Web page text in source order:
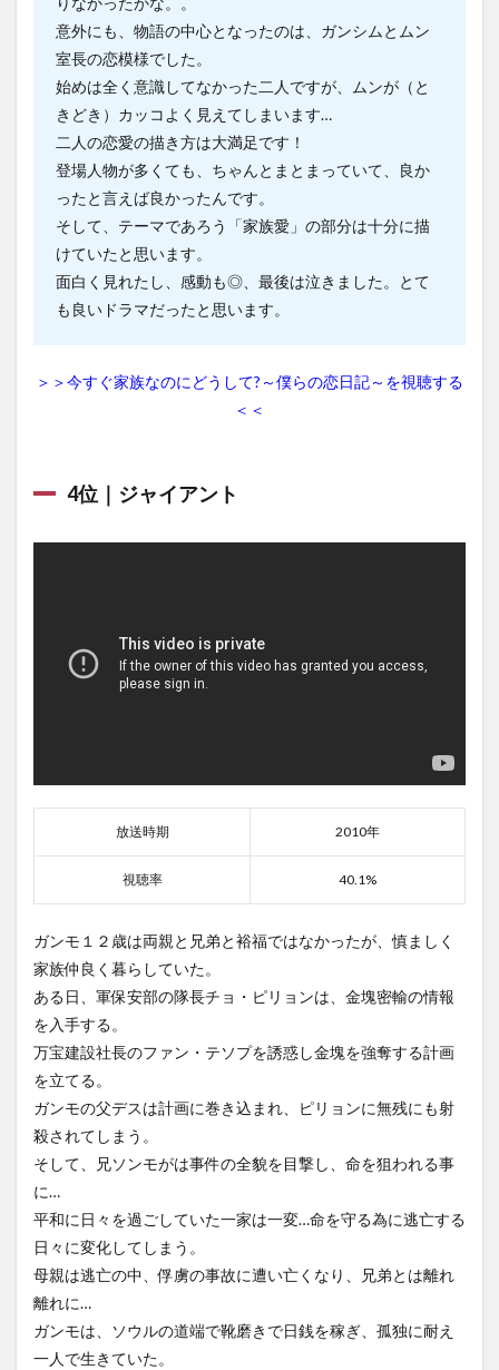
意外にも、物語の中心となったのは、ガンシムとムン
室長の恋模様でした。
始めは全く意識してなかった二人ですが、ムンが（と
きどき）カッコよく見えてしまいます…
二人の恋愛の描き方は大満足です！
登場人物が多くても、ちゃんとまとまっていて、良か
ったと言えば良かったんです。
そして、テーマであろう「家族愛」の部分は十分に描
けていたと思います。
面白く見れたし、感動も◎、最後は泣きました。とて
も良いドラマだったと思います。
＞＞今すぐ家族なのにどうして?～僕らの恋日記～を視聴する
＜＜
4位｜ジャイアント
放送時期 2010年
視聴率 40.1%
ガンモ１２歳は両親と兄弟と裕福ではなかったが、慎ましく
家族仲良く暮らしていた。
ある日、軍保安部の隊長チョ・ピリョンは、金塊密輸の情報
を入手する。
万宝建設社長のファン・テソプを誘惑し金塊を強奪する計画
を立てる。
ガンモの父デスは計画に巻き込まれ、ピリョンに無残にも射
殺されてしまう。
そして、兄ソンモがは事件の全貌を目撃し、命を狙われる事
に…
平和に日々を過ごしていた一家は一変…命を守る為に逃亡する
日々に変化してしまう。
母親は逃亡の中、俘虜の事故に遭い亡くなり、兄弟とは離れ
離れに…
ガンモは、ソウルの道端で靴磨きで日銭を稼ぎ、孤独に耐え
一人で生きていた。